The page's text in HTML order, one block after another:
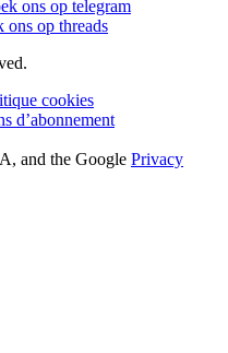
ons op telegram
ons op threads
cookies
d’abonnement
and the Google Privacy